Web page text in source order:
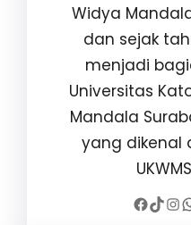
Widya
dan sejak
menjadi
Universitas
Mandala
yang dikenal
Facebook TikTok InstagramWhatsApp